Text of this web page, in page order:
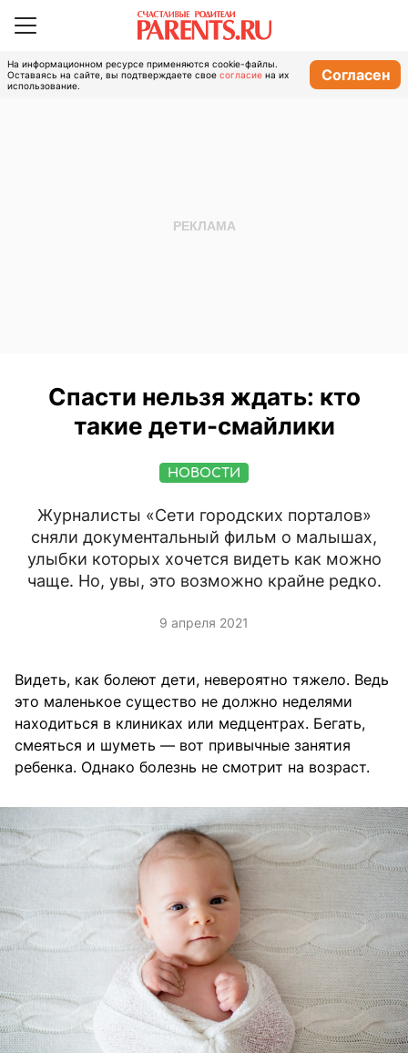
На информационном ресурсе применяются cookie-файлы.
Оставаясь на сайте, вы подтверждаете свое согласие на их
использование.
Согласен
Спасти нельзя ждать: кто
такие дети-смайлики
НОВОСТИ
Журналисты «Сети городских порталов»
сняли документальный фильм о малышах,
улыбки которых хочется видеть как можно
чаще. Но, увы, это возможно крайне редко.
9 апреля 2021
Видеть, как болеют дети, невероятно тяжело. Ведь
это маленькое существо не должно неделями
находиться в клиниках или медцентрах. Бегать,
смеяться и шуметь — вот привычные занятия
ребенка. Однако болезнь не смотрит на возраст.